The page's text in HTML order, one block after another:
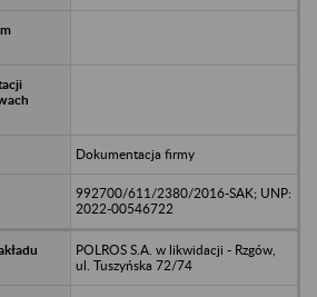
Dokumentacja firmy
992700/611/2380/2016-SAK; UNP:
2022-00546722
POLROS S.A. w likwidacji - Rzgów,
ul. Tuszyńska 72/74